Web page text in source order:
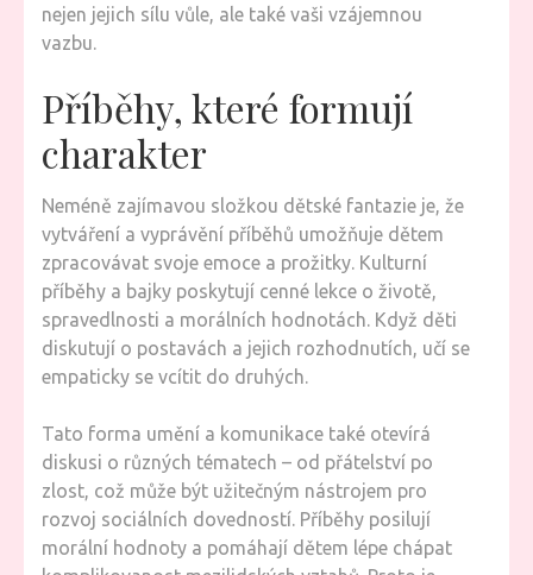
nejen jejich sílu vůle, ale také vaši vzájemnou
vazbu.
Příběhy, které formují
charakter
Neméně zajímavou složkou dětské fantazie je, že
vytváření a vyprávění příběhů umožňuje dětem
zpracovávat svoje emoce a prožitky. Kulturní
příběhy a bajky poskytují cenné lekce o životě,
spravedlnosti a morálních hodnotách. Když děti
diskutují o postavách a jejich rozhodnutích, učí se
empaticky se vcítit do druhých.
Tato forma umění a komunikace také otevírá
diskusi o různých tématech – od přátelství po
zlost, což může být užitečným nástrojem pro
rozvoj sociálních dovedností. Příběhy posilují
morální hodnoty a pomáhají dětem lépe chápat